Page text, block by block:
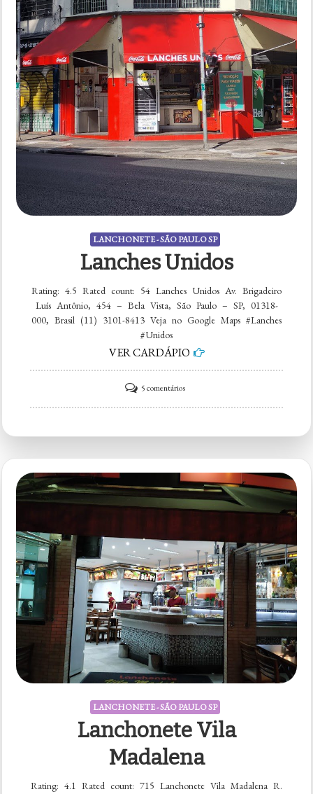
LANCHONETE - SÃO PAULO SP
Lanches Unidos
Rating: 4.5 Rated count: 54 Lanches Unidos Av. Brigadeiro
Luís Antônio, 454 – Bela Vista, São Paulo – SP, 01318-
000, Brasil (11) 3101-8413 Veja no Google Maps #Lanches
#Unidos
VER CARDÁPIO
5 comentáriosem
Lanches
LANCHONETE - SÃO PAULO SP
Lanchonete Vila
Madalena
Rating: 4.1 Rated count: 715 Lanchonete Vila Madalena R.